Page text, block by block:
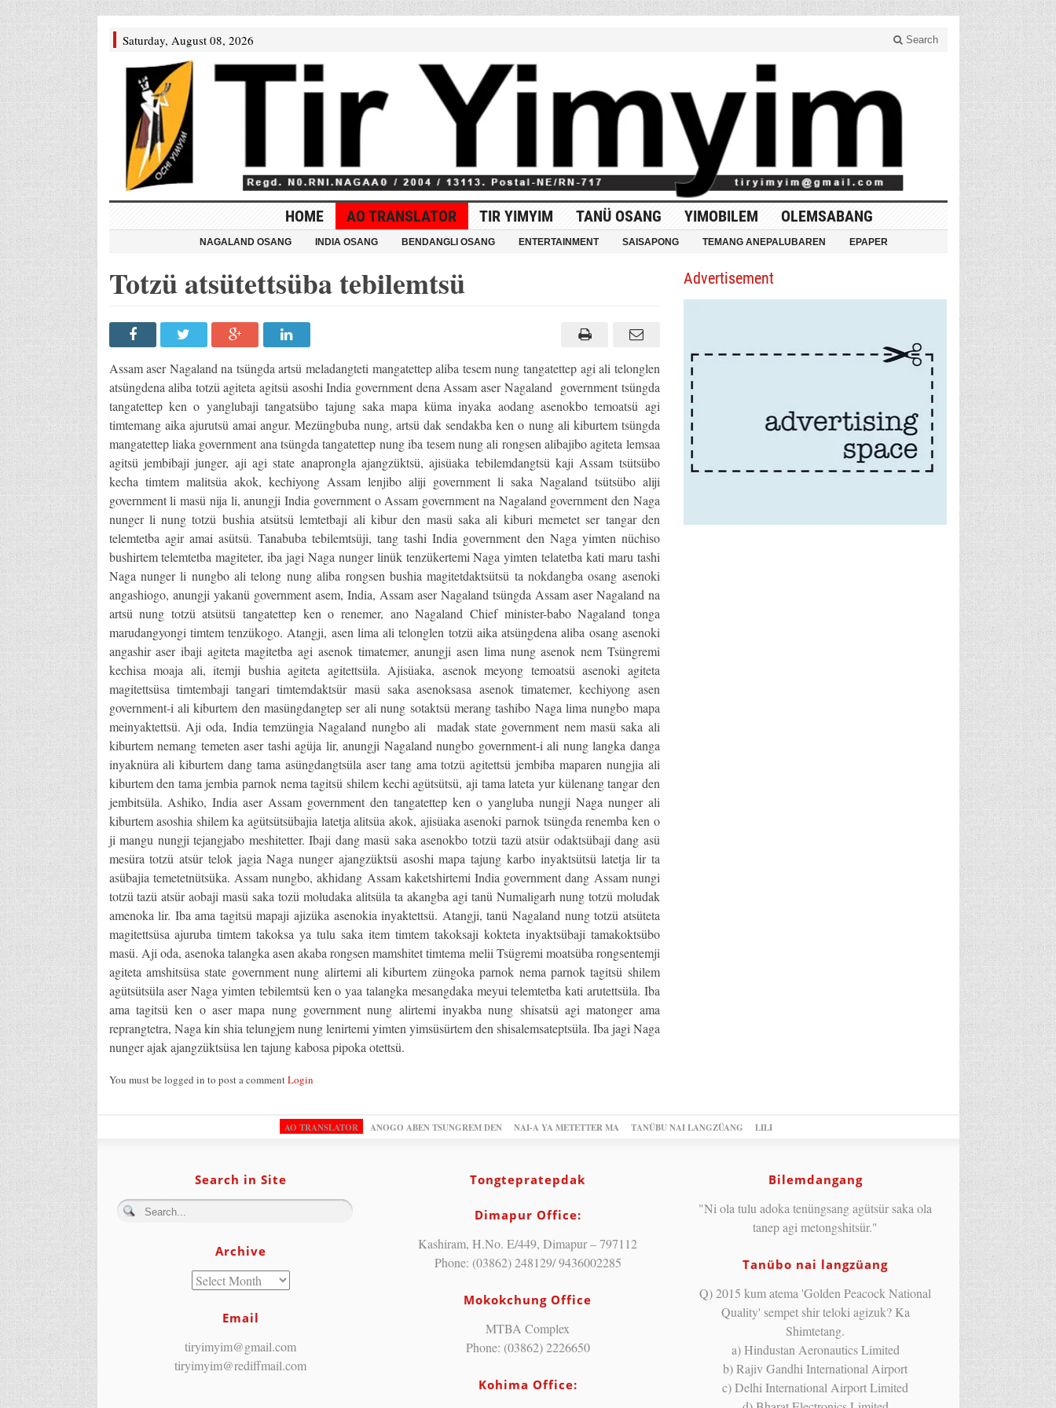
Saturday, August 08, 2026 Search
HOME AO TRANSLATOR TIR YIMYIM TANÜ OSANG YIMOBILEM OLEMSABANG
NAGALAND OSANG INDIA OSANG BENDANGLI OSANG ENTERTAINMENT SAISAPONG TEMANG ANEPALUBAREN EPAPER
Totzü atsütettsüba tebilemtsü
Assam aser Nagaland na tsüngda artsü meladangteti mangatettep aliba tesem nung tangatettep agi ali telonglen
atsüngdena aliba totzü agiteta agitsü asoshi India government dena Assam aser Nagaland government tsüngda
tangatettep ken o yanglubaji tangatsübo tajung saka mapa küma inyaka aodang asenokbo temoatsü agi
timtemang aika ajurutsü amai angur. Mezüngbuba nung, artsü dak sendakba ken o nung ali kiburtem tsüngda
mangatettep liaka government ana tsüngda tangatettep nung iba tesem nung ali rongsen alibajibo agiteta lemsaa
agitsü jembibaji junger, aji agi state anaprongla ajangzüktsü, ajisüaka tebilemdangtsü kaji Assam tsütsübo
kecha timtem malitsüa akok, kechiyong Assam lenjibo aliji government li saka Nagaland tsütsübo aliji
government li masü nija li, anungji India government o Assam government na Nagaland government den Naga
nunger li nung totzü bushia atsütsü lemtetbaji ali kibur den masü saka ali kiburi memetet ser tangar den
telemtetba agir amai asütsü. Tanabuba tebilemtsüji, tang tashi India government den Naga yimten nüchiso
bushirtem telemtetba magiteter, iba jagi Naga nunger linük tenzükertemi Naga yimten telatetba kati maru tashi
Naga nunger li nungbo ali telong nung aliba rongsen bushia magitetdaktsütsü ta nokdangba osang asenoki
angashiogo, anungji yakanü government asem, India, Assam aser Nagaland tsüngda Assam aser Nagaland na
artsü nung totzü atsütsü tangatettep ken o renemer, ano Nagaland Chief minister-babo Nagaland tonga
marudangyongi timtem tenzükogo. Atangji, asen lima ali telonglen totzü aika atsüngdena aliba osang asenoki
angashir aser ibaji agiteta magitetba agi asenok timatemer, anungji asen lima nung asenok nem Tsüngremi
kechisa moaja ali, itemji bushia agiteta agitettsüla. Ajisüaka, asenok meyong temoatsü asenoki agiteta
magitettsüsa timtembaji tangari timtemdaktsür masü saka asenoksasa asenok timatemer, kechiyong asen
government-i ali kiburtem den masüngdangtep ser ali nung sotaktsü merang tashibo Naga lima nungbo mapa
meinyaktettsü. Aji oda, India temzüngia Nagaland nungbo ali madak state government nem masü saka ali
kiburtem nemang temeten aser tashi agüja lir, anungji Nagaland nungbo government-i ali nung langka danga
inyaknüra ali kiburtem dang tama asüngdangtsüla aser tang ama totzü agitettsü jembiba maparen nungjia ali
kiburtem den tama jembia parnok nema tagitsü shilem kechi agütsütsü, aji tama lateta yur külenang tangar den
jembitsüla. Ashiko, India aser Assam government den tangatettep ken o yangluba nungji Naga nunger ali
kiburtem asoshia shilem ka agütsütsübajia latetja alitsüa akok, ajisüaka asenoki parnok tsüngda renemba ken o
ji mangu nungji tejangjabo meshitetter. Ibaji dang masü saka asenokbo totzü tazü atsür odaktsübaji dang asü
mesüra totzü atsür telok jagia Naga nunger ajangzüktsü asoshi mapa tajung karbo inyaktsütsü latetja lir ta
asübajia temetetnütsüka. Assam nungbo, akhidang Assam kaketshirtemi India government dang Assam nungi
totzü tazü atsür aobaji masü saka tozü moludaka alitsüla ta akangba agi tanü Numaligarh nung totzü moludak
amenoka lir. Iba ama tagitsü mapaji ajizüka asenokia inyaktettsü. Atangji, tanü Nagaland nung totzü atsüteta
magitettsüsa ajuruba timtem takoksa ya tulu saka item timtem takoksaji kokteta inyaktsübaji tamakoktsübo
masü. Aji oda, asenoka talangka asen akaba rongsen mamshitet timtema melii Tsügremi moatsüba rongsentemji
agiteta amshitsüsa state government nung alirtemi ali kiburtem züngoka parnok nema parnok tagitsü shilem
agütsütsüla aser Naga yimten tebilemtsü ken o yaa talangka mesangdaka meyui telemtetba kati arutettsüla. Iba
ama tagitsü ken o aser mapa nung government nung alirtemi inyakba nung shisatsü agi matonger ama
reprangtetra, Naga kin shia telungjem nung lenirtemi yimten yimsüsürtem den shisalemsateptsüla. Iba jagi Naga
nunger ajak ajangzüktsüsa len tajung kabosa pipoka otettsü.
You must be logged in to post a commentLogin
Advertisement
AO TRANSLATOR ANOGO ABEN TSUNGREM DEN NAI-A YA METETTER MA TANÜBU NAI LANGZÜANG LILI
Search in Site
Archive
Email
tiryimyim@gmail.com
tiryimyim@rediffmail.com
Tongtepratepdak
Dimapur Office:
Kashiram, H.No. E/449, Dimapur – 797112
Phone: (03862) 248129/ 9436002285
Mokokchung Office
MTBA Complex
Phone: (03862) 2226650
Kohima Office:
Bilemdangang
"Ni ola tulu adoka tenüngsang agütsür saka ola
tanep agi metongshitsür."
Tanübo nai langzüang
Q) 2015 kum atema 'Golden Peacock National
Quality' sempet shir teloki agizuk? Ka
Shimtetang.
a) Hindustan Aeronautics Limited
b) Rajiv Gandhi International Airport
c) Delhi International Airport Limited